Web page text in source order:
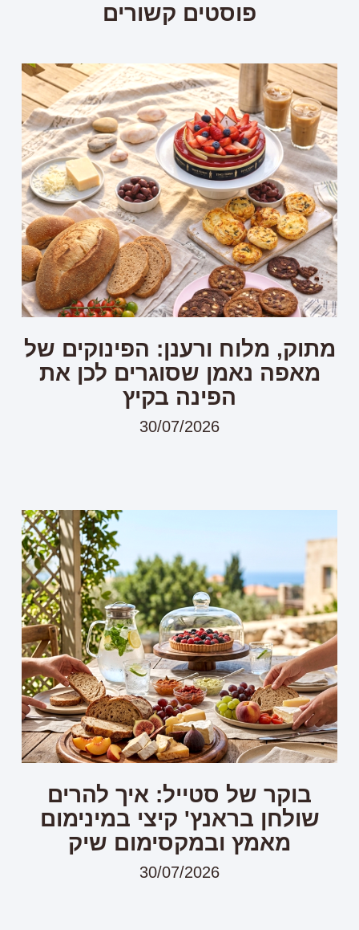
פוסטים קשורים
מתוק, מלוח ורענן: הפינוקים של
מאפה נאמן שסוגרים לכן את
הפינה בקיץ
30/07/2026
בוקר של סטייל: איך להרים
שולחן בראנץ' קיצי במינימום
מאמץ ובמקסימום שיק
30/07/2026